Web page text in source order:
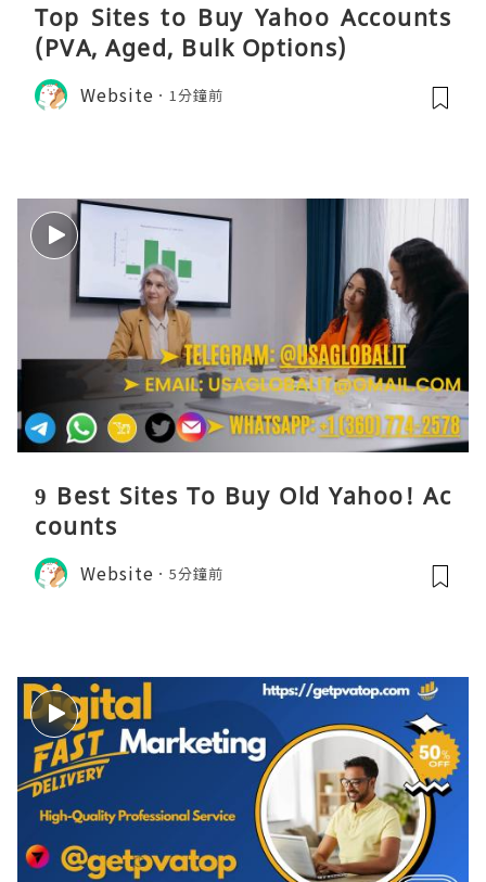
Top Sites to Buy Yahoo Accounts
(PVA, Aged, Bulk Options)
Website 1分鐘前
9 Best Sites To Buy Old Yahoo! Ac
counts
Website 5分鐘前